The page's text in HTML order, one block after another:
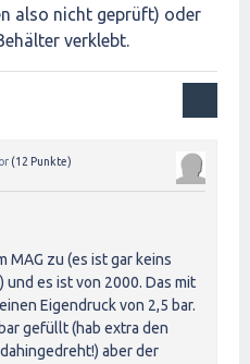
also nicht geprüft) oder
verklebt.
(12 Punkte)
MAG zu (es ist gar keins
es ist von 2000. Das mit
Eigendruck von 2,5 bar.
gefüllt (hab extra den
aber der